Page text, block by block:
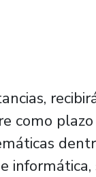
como
informática,